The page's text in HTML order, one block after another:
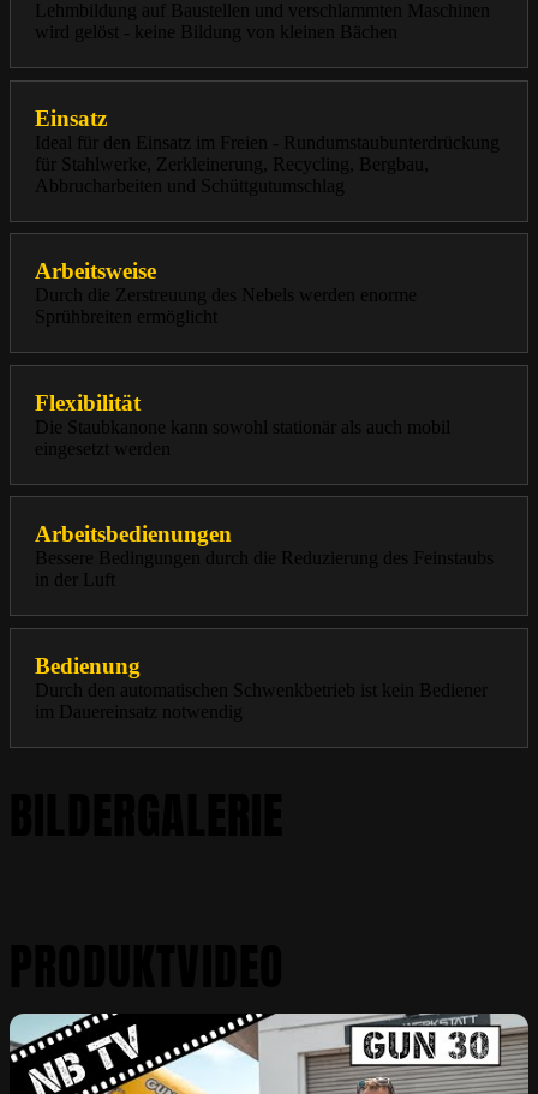
Lehmbildung auf Baustellen und verschlammten Maschinen
wird gelöst - keine Bildung von kleinen Bächen
Einsatz
Ideal für den Einsatz im Freien - Rundumstaubunterdrückung
für Stahlwerke, Zerkleinerung, Recycling, Bergbau,
Abbrucharbeiten und Schüttgutumschlag
Arbeitsweise
Durch die Zerstreuung des Nebels werden enorme
Sprühbreiten ermöglicht
Flexibilität
Die Staubkanone kann sowohl stationär als auch mobil
eingesetzt werden
Arbeitsbedienungen
Bessere Bedingungen durch die Reduzierung des Feinstaubs
in der Luft
Bedienung
Durch den automatischen Schwenkbetrieb ist kein Bediener
im Dauereinsatz notwendig